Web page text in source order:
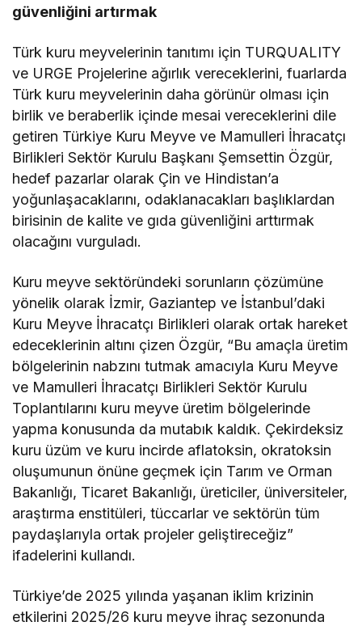
güvenliğini artırmak
Türk kuru meyvelerinin tanıtımı için TURQUALITY
ve URGE Projelerine ağırlık vereceklerini, fuarlarda
Türk kuru meyvelerinin daha görünür olması için
birlik ve beraberlik içinde mesai vereceklerini dile
getiren Türkiye Kuru Meyve ve Mamulleri İhracatçı
Birlikleri Sektör Kurulu Başkanı Şemsettin Özgür,
hedef pazarlar olarak Çin ve Hindistan’a
yoğunlaşacaklarını, odaklanacakları başlıklardan
birisinin de kalite ve gıda güvenliğini arttırmak
olacağını vurguladı.
Kuru meyve sektöründeki sorunların çözümüne
yönelik olarak İzmir, Gaziantep ve İstanbul’daki
Kuru Meyve İhracatçı Birlikleri olarak ortak hareket
edeceklerinin altını çizen Özgür, “Bu amaçla üretim
bölgelerinin nabzını tutmak amacıyla Kuru Meyve
ve Mamulleri İhracatçı Birlikleri Sektör Kurulu
Toplantılarını kuru meyve üretim bölgelerinde
yapma konusunda da mutabık kaldık. Çekirdeksiz
kuru üzüm ve kuru incirde aflatoksin, okratoksin
oluşumunun önüne geçmek için Tarım ve Orman
Bakanlığı, Ticaret Bakanlığı, üreticiler, üniversiteler,
araştırma enstitüleri, tüccarlar ve sektörün tüm
paydaşlarıyla ortak projeler geliştireceğiz”
ifadelerini kullandı.
Türkiye’de 2025 yılında yaşanan iklim krizinin
etkilerini 2025/26 kuru meyve ihraç sezonunda